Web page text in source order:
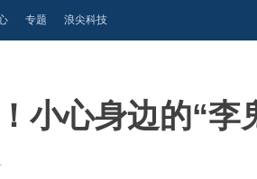
专题 浪尖科技
小心身边的“李